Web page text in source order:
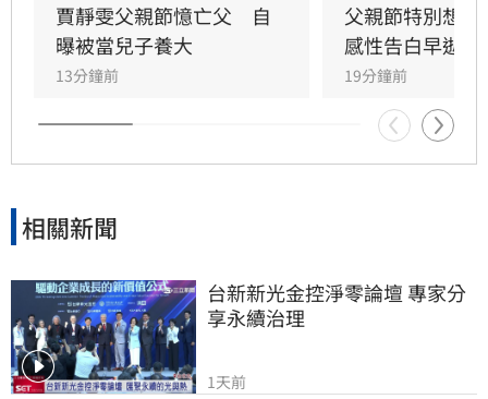
在門外落淚。最讓狄志為心碎的是，當年陪病重
父親曬太陽時，自己因忙於接工作電話而忽視了
父親，沒想到那竟是父子最後的相處，父親回房
後便陷入永眠。這段錯過的對話成為他20年來心
中最深的遺憾，他以此感嘆，有些電話晚點接沒
關係，但錯過的親情與話語，可能再也無法挽
賈靜雯父親節憶亡父　自
曝被當兒子養大
13分鐘前
父親節特別想
感性告白早逝父
19分鐘前
相關新聞
台新新光金控淨零論壇 專家分
享永續治理
1天前